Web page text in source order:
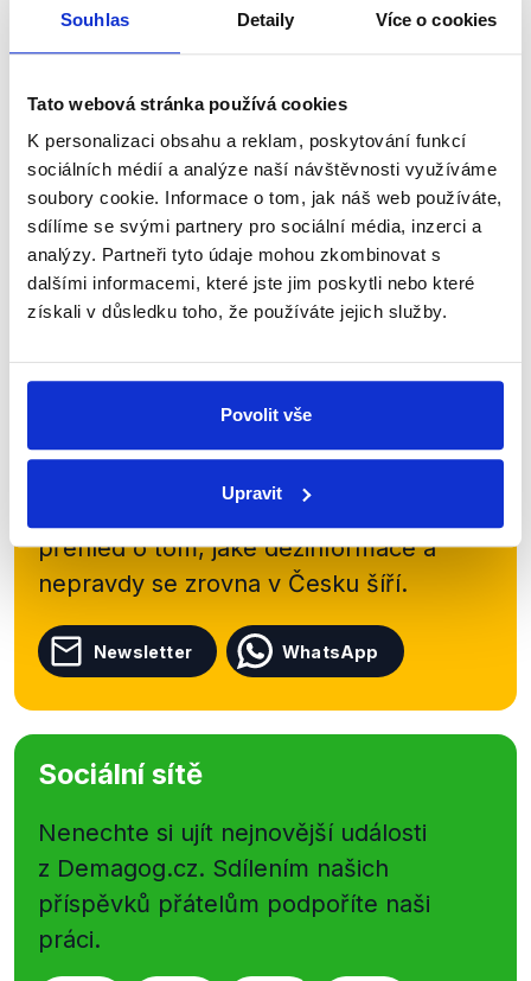
Souhlas Detaily Více o cookies
Tato webová stránka používá cookies
K personalizaci obsahu a reklam, poskytování funkcí
sociálních médií a analýze naší návštěvnosti využíváme
soubory cookie. Informace o tom, jak náš web používáte,
sdílíme se svými partnery pro sociální média, inzerci a
analýzy. Partneři tyto údaje mohou zkombinovat s
dalšími informacemi, které jste jim poskytli nebo které
získali v důsledku toho, že používáte jejich služby.
Povolit vše
Upravit
4. září 2016
koalice, příprava na volby nebo zastropování věku
odchodu do důchodu. Taková byla témata nedělní
Partie TV Prima s Bohuslavem Sobotkou....
Číst dál
Zůstaňme v kontaktu
Přihlaste se k odběru našeho
newsletteru nebowhatsappového
přehled o tom, jaké dezinformace a
nepravdy se zrovna v Česku šíří.
Newsletter WhatsApp
Sociální sítě
Nenechte si ujít nejnovější události
z Demagog.cz. Sdílením našich
příspěvků přátelům podpoříte naši
práci.